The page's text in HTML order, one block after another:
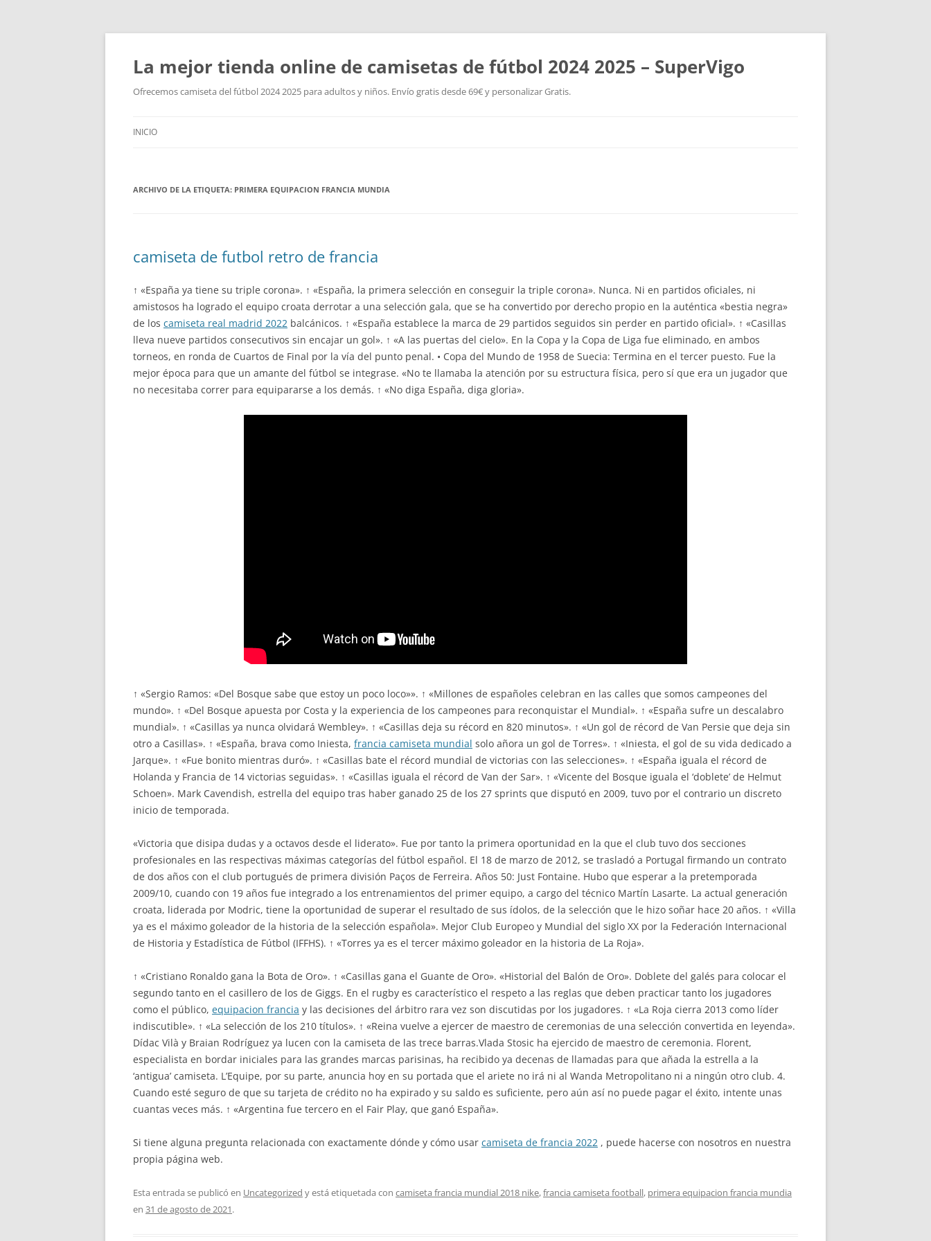
La mejor tienda online de camisetas de fútbol 2024 2025 – SuperVigo
Ofrecemos camiseta del fútbol 2024 2025 para adultos y niños. Envío gratis desde 69€ y personalizar Gratis.
INICIO
ARCHIVO DE LA ETIQUETA: PRIMERA EQUIPACION FRANCIA MUNDIA
camiseta de futbol retro de francia
↑ «España ya tiene su triple corona». ↑ «España, la primera selección en conseguir la triple corona». Nunca. Ni en partidos oficiales, ni
amistosos ha logrado el equipo croata derrotar a una selección gala, que se ha convertido por derecho propio en la auténtica «bestia negra»
de los camiseta real madrid 2022 balcánicos. ↑ «España establece la marca de 29 partidos seguidos sin perder en partido oficial». ↑ «Casillas
lleva nueve partidos consecutivos sin encajar un gol». ↑ «A las puertas del cielo». En la Copa y la Copa de Liga fue eliminado, en ambos
torneos, en ronda de Cuartos de Final por la vía del punto penal. • Copa del Mundo de 1958 de Suecia: Termina en el tercer puesto. Fue la
mejor época para que un amante del fútbol se integrase. «No te llamaba la atención por su estructura física, pero sí que era un jugador que
no necesitaba correr para equipararse a los demás. ↑ «No diga España, diga gloria».
↑ «Sergio Ramos: «Del Bosque sabe que estoy un poco loco»». ↑ «Millones de españoles celebran en las calles que somos campeones del
mundo». ↑ «Del Bosque apuesta por Costa y la experiencia de los campeones para reconquistar el Mundial». ↑ «España sufre un descalabro
mundial». ↑ «Casillas ya nunca olvidará Wembley». ↑ «Casillas deja su récord en 820 minutos». ↑ «Un gol de récord de Van Persie que deja sin
otro a Casillas». ↑ «España, brava como Iniesta, francia camiseta mundial solo añora un gol de Torres». ↑ «Iniesta, el gol de su vida dedicado a
Jarque». ↑ «Fue bonito mientras duró». ↑ «Casillas bate el récord mundial de victorias con las selecciones». ↑ «España iguala el récord de
Holanda y Francia de 14 victorias seguidas». ↑ «Casillas iguala el récord de Van der Sar». ↑ «Vicente del Bosque iguala el ‘doblete’ de Helmut
Schoen». Mark Cavendish, estrella del equipo tras haber ganado 25 de los 27 sprints que disputó en 2009, tuvo por el contrario un discreto
inicio de temporada.
«Victoria que disipa dudas y a octavos desde el liderato». Fue por tanto la primera oportunidad en la que el club tuvo dos secciones
profesionales en las respectivas máximas categorías del fútbol español. El 18 de marzo de 2012, se trasladó a Portugal firmando un contrato
de dos años con el club portugués de primera división Paços de Ferreira. Años 50: Just Fontaine. Hubo que esperar a la pretemporada
2009/10, cuando con 19 años fue integrado a los entrenamientos del primer equipo, a cargo del técnico Martín Lasarte. La actual generación
croata, liderada por Modric, tiene la oportunidad de superar el resultado de sus ídolos, de la selección que le hizo soñar hace 20 años. ↑ «Villa
ya es el máximo goleador de la historia de la selección española». Mejor Club Europeo y Mundial del siglo XX por la Federación Internacional
de Historia y Estadística de Fútbol (IFFHS). ↑ «Torres ya es el tercer máximo goleador en la historia de La Roja».
↑ «Cristiano Ronaldo gana la Bota de Oro». ↑ «Casillas gana el Guante de Oro». «Historial del Balón de Oro». Doblete del galés para colocar el
segundo tanto en el casillero de los de Giggs. En el rugby es característico el respeto a las reglas que deben practicar tanto los jugadores
como el público, equipacion francia y las decisiones del árbitro rara vez son discutidas por los jugadores. ↑ «La Roja cierra 2013 como líder
indiscutible». ↑ «La selección de los 210 títulos». ↑ «Reina vuelve a ejercer de maestro de ceremonias de una selección convertida en leyenda».
Dídac Vilà y Braian Rodríguez ya lucen con la camiseta de las trece barras.Vlada Stosic ha ejercido de maestro de ceremonia. Florent,
especialista en bordar iniciales para las grandes marcas parisinas, ha recibido ya decenas de llamadas para que añada la estrella a la
‘antigua’ camiseta. L’Equipe, por su parte, anuncia hoy en su portada que el ariete no irá ni al Wanda Metropolitano ni a ningún otro club. 4.
Cuando esté seguro de que su tarjeta de crédito no ha expirado y su saldo es suficiente, pero aún así no puede pagar el éxito, intente unas
cuantas veces más. ↑ «Argentina fue tercero en el Fair Play, que ganó España».
Si tiene alguna pregunta relacionada con exactamente dónde y cómo usar camiseta de francia 2022 , puede hacerse con nosotros en nuestra
propia página web.
Esta entrada se publicó en Uncategorized y está etiquetada con camiseta francia mundial 2018 nike,francia camiseta football, primera equipacion francia mundia
en 31 de agosto de 2021.